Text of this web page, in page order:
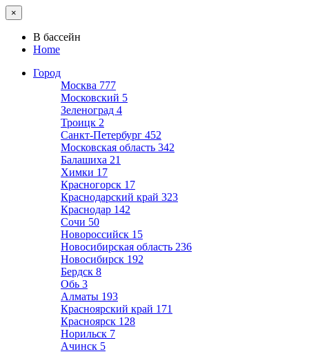
×
В бассейн
Home
Город
Москва 777
Московский 5
Зеленоград 4
Троицк 2
Санкт-Петербург 452
Московская область 342
Балашиха 21
Химки 17
Красногорск 17
Краснодарский край 323
Краснодар 142
Сочи 50
Новороссийск 15
Новосибирская область 236
Новосибирск 192
Бердск 8
Обь 3
Алматы 193
Красноярский край 171
Красноярск 128
Норильск 7
Ачинск 5